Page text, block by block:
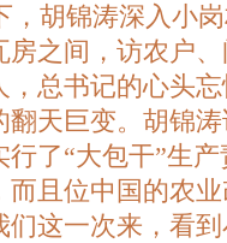
胡锦涛深入小
房之间，访农户
，总书记的心头
天巨变。胡锦
行了“大包干”生
而且位中国的农
们这一次来，看